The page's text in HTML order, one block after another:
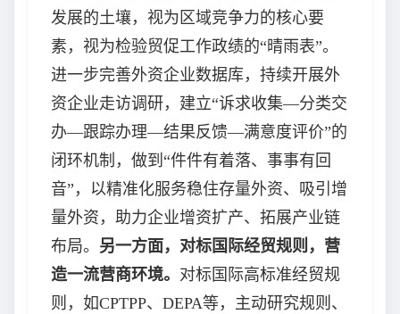
发展的土壤，视为区域竞争力的核心要
素，视为检验贸促工作政绩的“晴雨表”。
进一步完善外资企业数据库，持续开展外
资企业走访调研，建立“诉求收集—分类交
办—跟踪办理—结果反馈—满意度评价”的
闭环机制，做到“件件有着落、事事有回
音”，以精准化服务稳住存量外资、吸引增
量外资，助力企业增资扩产、拓展产业链
布局。 另一方面，对标国际经贸规则，营
造一流营商环境。 对标国际高标准经贸规
则，如CPTPP、DEPA等，主动研究规则、